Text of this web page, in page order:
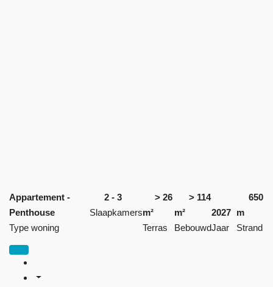
Appartement -
Penthouse
Type woning
2 - 3
Slaapkamers
> 26
m²
Terras
> 114
m²
Bebouwd
2027
Jaar
650
m
Strand